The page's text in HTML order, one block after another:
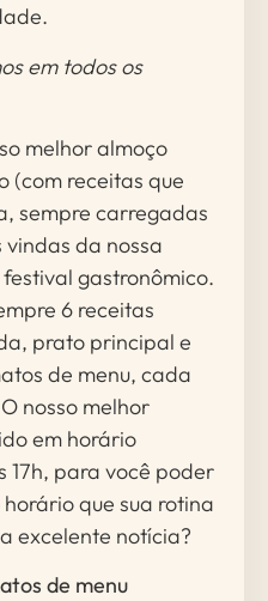
em todos os
melhor almoço
(com receitas que
sempre carregadas
da nossa
gastronômico.
6 receitas
prato principal e
de menu, cada
nosso melhor
em horário
17h, para você poder
que sua rotina
excelente notícia?
de menu